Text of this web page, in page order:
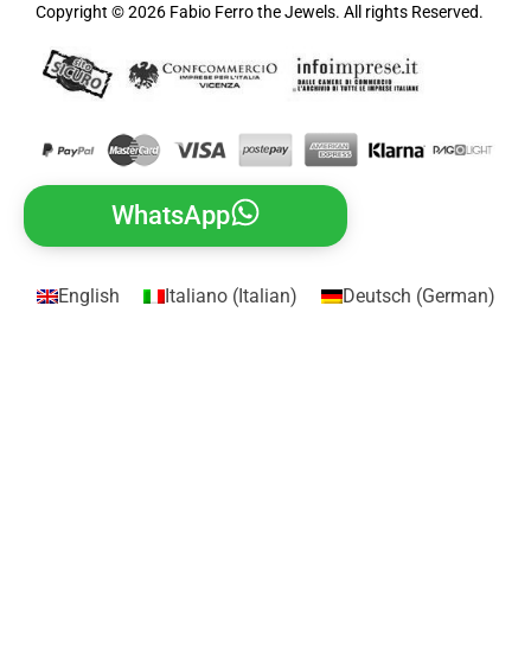
Copyright © 2026 Fabio Ferro the Jewels. All rights Reserved.
WhatsApp
English Italiano(Italian) Deutsch (German)